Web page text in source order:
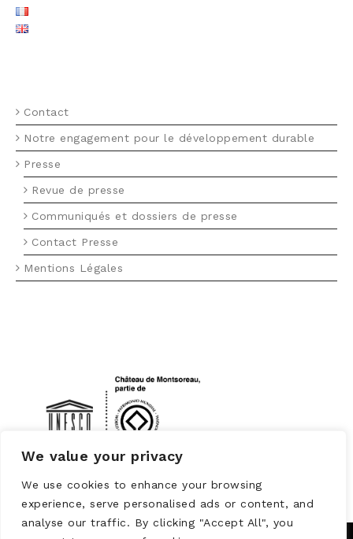
We value your privacy
We use cookies to enhance your browsing
experience, serve personalised ads or content, and
analyse our traffic. By clicking "Accept All", you
Contact
Notre engagement pour le développement durable
Presse
Revue de presse
Communiqués et dossiers de presse
Contact Presse
Mentions Légales